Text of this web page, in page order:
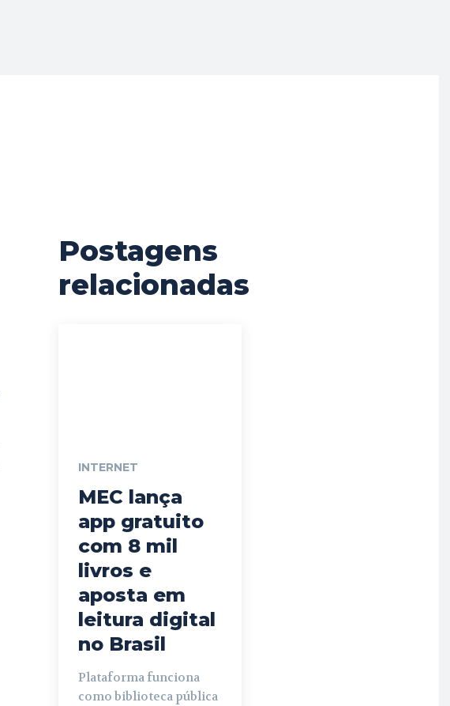
Postagens
relacionadas
INTERNET
MEC lança
app gratuito
com 8 mil
livros e
aposta em
leitura digital
no Brasil
Plataforma funciona
como biblioteca pública